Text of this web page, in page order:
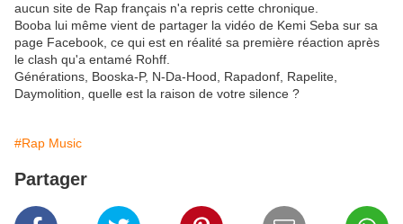
aucun site de Rap français n'a repris cette chronique.
Booba lui même vient de partager la vidéo de Kemi Seba sur sa
page Facebook, ce qui est en réalité sa première réaction après
le clash qu'a entamé Rohff.
Générations, Booska-P, N-Da-Hood, Rapadonf, Rapelite,
Daymolition, quelle est la raison de votre silence ?
#Rap Music
Partager